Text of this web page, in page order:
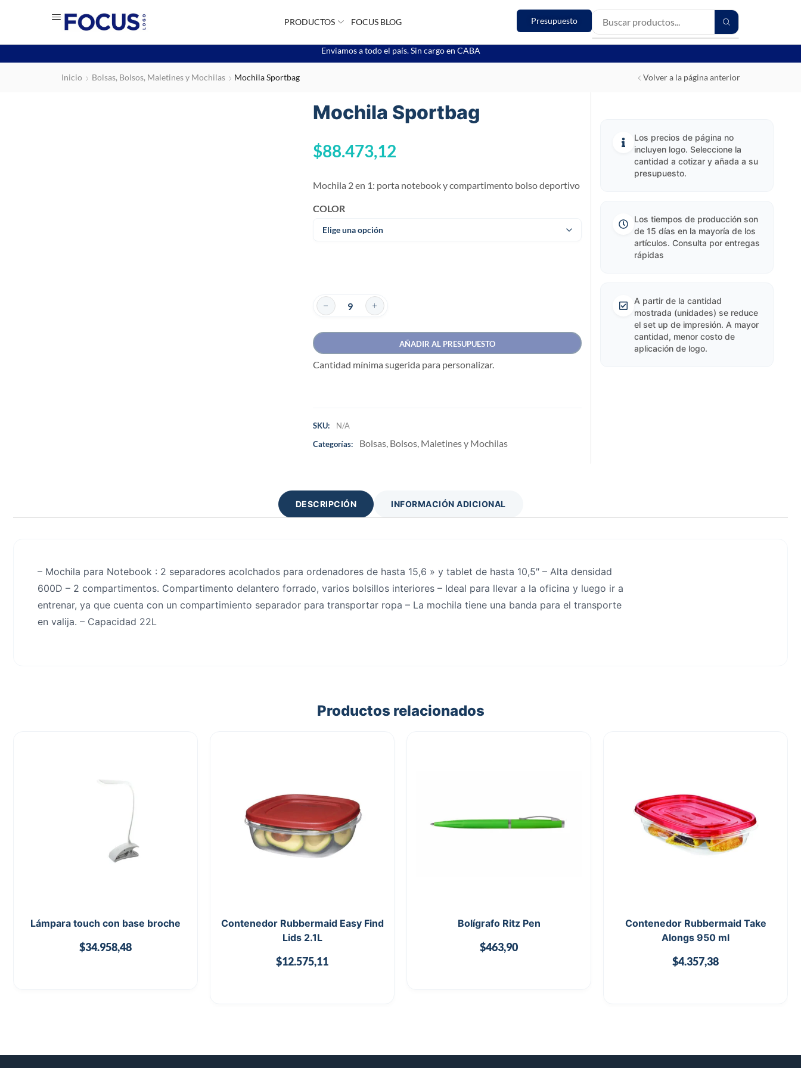
PRODUCTOS FOCUS BLOG Presupuesto
Enviamos a todo el país. Sin cargo en CABA
Inicio Bolsas, Bolsos, Maletines y Mochilas Mochila Sportbag Volver a la página anterior
Mochila Sportbag
$88.473,12
Mochila 2 en 1: porta notebook y compartimento bolso deportivo
COLOR
AÑADIR AL PRESUPUESTO
Cantidad mínima sugerida para personalizar.
SKU:
N/A
Categorías:
Bolsas, Bolsos, Maletines y Mochilas
Los precios de página no
incluyen logo. Seleccione la
cantidad a cotizar y añada a su
presupuesto.
Los tiempos de producción son
de 15 días en la mayoría de los
artículos. Consulta por entregas
rápidas
A partir de la cantidad
mostrada (unidades) se reduce
el set up de impresión. A mayor
cantidad, menor costo de
aplicación de logo.
DESCRIPCIÓN INFORMACIÓN ADICIONAL
– Mochila para Notebook : 2 separadores acolchados para ordenadores de hasta 15,6 » y tablet de hasta 10,5″ – Alta densidad
600D – 2 compartimentos. Compartimento delantero forrado, varios bolsillos interiores – Ideal para llevar a la oficina y luego ir a
entrenar, ya que cuenta con un compartimiento separador para transportar ropa – La mochila tiene una banda para el transporte
en valija. – Capacidad 22L
Productos relacionados
Lámpara touch con base broche
$34.958,48
Contenedor Rubbermaid Easy Find
Lids 2.1L
$12.575,11
Bolígrafo Ritz Pen
$463,90
Contenedor Rubbermaid Take
Alongs 950 ml
$4.357,38